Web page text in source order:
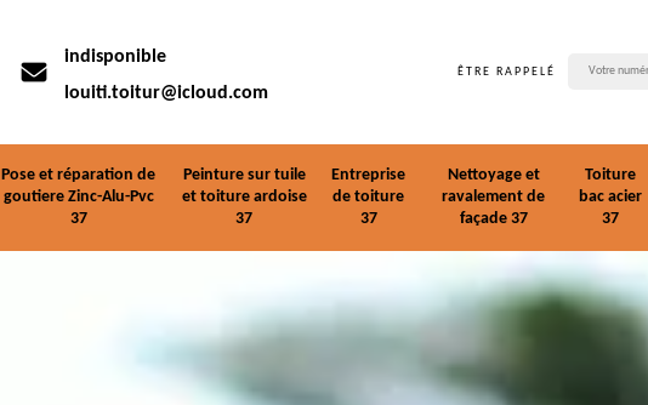
indisponible
louiti.toitur@icloud.com
ÊTRE RAPPELÉ
Pose et réparation de
goutiere Zinc-Alu-Pvc
37
Peinture sur tuile
et toiture ardoise
37
Entreprise
de toiture
37
Nettoyage et
ravalement de
façade 37
Toiture
bac acier
37